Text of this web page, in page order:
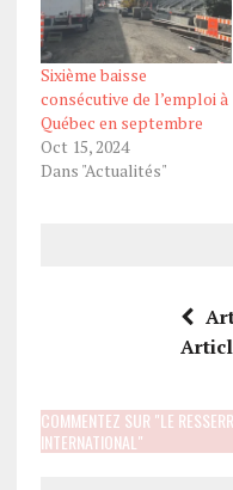
Sixième baisse
consécutive de l’emploi à
Québec en septembre
Oct 15, 2024
Dans "Actualités"
COMMENTEZ SUR "LE
INTERNATIONAL"